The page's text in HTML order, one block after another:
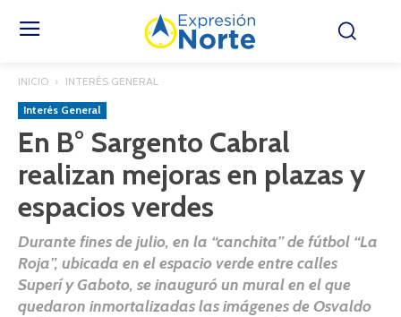
INICIO INTERÉS GENERAL
Interés General
En B° Sargento Cabral
realizan mejoras en plazas y
espacios verdes
Durante fines de julio, en la “canchita” de fútbol “La
Roja”, ubicada en el espacio verde entre calles
Superí y Gaboto, se inauguró un mural en el que
quedaron inmortalizadas las imágenes de Osvaldo